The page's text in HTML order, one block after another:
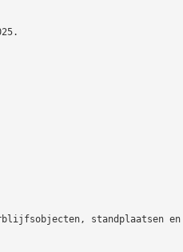
standplaatsen